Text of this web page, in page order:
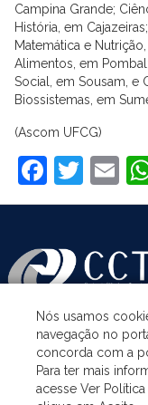
Campina Grande;
História, em
Matemática e
Alimentos, em
Social, em Sousam, e
Biossistemas, em
(Ascom UFCG)
ASSUNTOS
ACESSO À
Nós usamos
navegação no
concorda com a
Para ter mais
acesse Ver